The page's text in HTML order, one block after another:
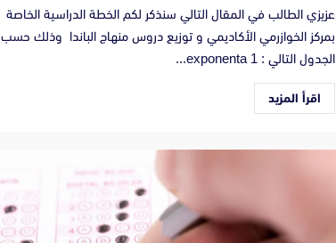
عزيزي الطالب في المقال التالي سنذكر لكم الخطة الدراسية الخاصة
بمركز الخوازرمي الأكاديمي و توزيع دروس منهاج الباندا وذلك حسب
الجدول التالي : 1 exponenta...
اقرأ المزيد